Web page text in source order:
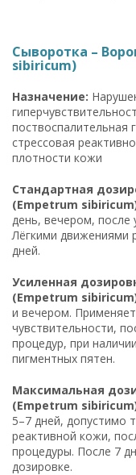
Сыворотка –
sibiricum)
Назначение:
поствоспалительная
стрессовая
плотности кожи
Стандартная
(Empetrum
день, вечером, после
Лёгкими движениями
дней.
Усиленная
(Empetrum
и вечером.
чувствительности,
процедур, при
пигментных пятен.
Максимальная
(Empetrum
5–7 дней, допустимо
реактивной кожи,
процедуры. После 7
дозировке.